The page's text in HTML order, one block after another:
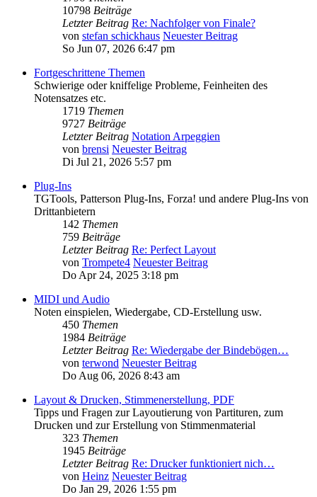
10798 Beiträge
Letzter Beitrag Re: Nachfolger von Finale?
von stefan schickhaus Neuester Beitrag
So Jun 07, 2026 6:47 pm
Fortgeschrittene Themen
Schwierige oder kniffelige Probleme, Feinheiten des
Notensatzes etc.
1719 Themen
9727 Beiträge
Letzter Beitrag Notation Arpeggien
von brensi Neuester Beitrag
Di Jul 21, 2026 5:57 pm
Plug-Ins
TGTools, Patterson Plug-Ins, Forza! und andere Plug-Ins von
Drittanbietern
142 Themen
759 Beiträge
Letzter Beitrag Re: Perfect Layout
von Trompete4 Neuester Beitrag
Do Apr 24, 2025 3:18 pm
MIDI und Audio
Noten einspielen, Wiedergabe, CD-Erstellung usw.
450 Themen
1984 Beiträge
Letzter Beitrag Re: Wiedergabe der Bindebögen…
von terwond Neuester Beitrag
Do Aug 06, 2026 8:43 am
Layout & Drucken, Stimmenerstellung, PDF
Tipps und Fragen zur Layoutierung von Partituren, zum
Drucken und zur Erstellung von Stimmenmaterial
323 Themen
1945 Beiträge
Letzter Beitrag Re: Drucker funktioniert nich…
von Heinz Neuester Beitrag
Do Jan 29, 2026 1:55 pm